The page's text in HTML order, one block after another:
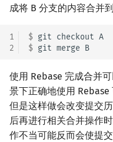
成将 B 分支的内容合并
1
2
$ git checkout
$ git merge
使用 Rebase 完成合并
景下正确地使用 Rebase
但是这样做会改变提交
后再进行相关合并操作
作不当可能反而会使提